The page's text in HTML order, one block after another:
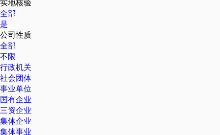
实地核验
全部
是
公司性质
全部
不限
行政机关
社会团体
事业单位
国有企业
三资企业
集体企业
集体事业